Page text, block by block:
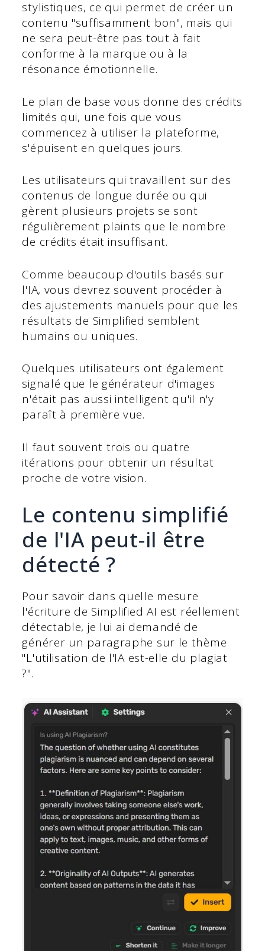
stylistiques, ce qui permet de créer un
contenu "suffisamment bon", mais qui
ne sera peut-être pas tout à fait
conforme à la marque ou à la
résonance émotionnelle.
Le plan de base vous donne des crédits
limités qui, une fois que vous
commencez à utiliser la plateforme,
s'épuisent en quelques jours.
Les utilisateurs qui travaillent sur des
contenus de longue durée ou qui
gèrent plusieurs projets se sont
régulièrement plaints que le nombre
de crédits était insuffisant.
Comme beaucoup d'outils basés sur
l'IA, vous devrez souvent procéder à
des ajustements manuels pour que les
résultats de Simplified semblent
humains ou uniques.
Quelques utilisateurs ont également
signalé que le générateur d'images
n'était pas aussi intelligent qu'il n'y
paraît à première vue.
Il faut souvent trois ou quatre
itérations pour obtenir un résultat
proche de votre vision.
Le contenu simplifié
de l'IA peut-il être
détecté ?
Pour savoir dans quelle mesure
l'écriture de Simplified AI est réellement
détectable, je lui ai demandé de
générer un paragraphe sur le thème
"L'utilisation de l'IA est-elle du plagiat
?".